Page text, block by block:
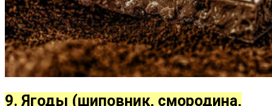
9. Ягоды (шиповник, смородина,